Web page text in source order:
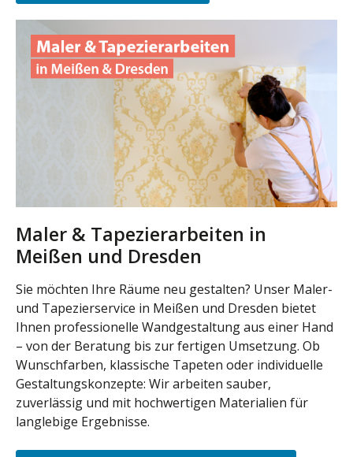
Maler & Tapezierarbeiten in
Meißen und Dresden
Sie möchten Ihre Räume neu gestalten? Unser Maler-
und Tapezierservice in Meißen und Dresden bietet
Ihnen professionelle Wandgestaltung aus einer Hand
– von der Beratung bis zur fertigen Umsetzung. Ob
Wunschfarben, klassische Tapeten oder individuelle
Gestaltungskonzepte: Wir arbeiten sauber,
zuverlässig und mit hochwertigen Materialien für
langlebige Ergebnisse.